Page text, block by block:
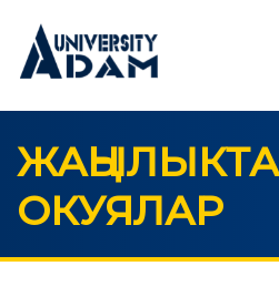
Русский Кыргызча English
БАШКЫ БЕТ
АБИТУРИЕНТТЕРГЕ
ОКУЯЛАР